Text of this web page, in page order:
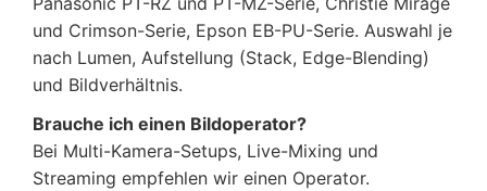
und Crimson-Serie, Epson EB-PU-Serie. Auswahl je
nach Lumen, Aufstellung (Stack, Edge-Blending)
und Bildverhältnis.
Brauche ich einen Bildoperator?
Bei Multi-Kamera-Setups, Live-Mixing und
Streaming empfehlen wir einen Operator.